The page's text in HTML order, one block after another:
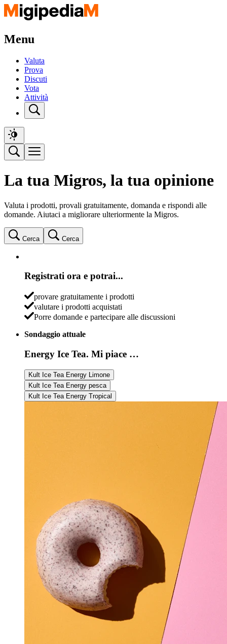
Menu
Valuta
Prova
Discuti
Vota
Attività
La tua Migros, la tua opinione
Valuta i prodotti, provali gratuitamente, domanda e rispondi alle
domande. Aiutaci a migliorare ulteriormente la Migros.
Cerca Cerca
Registrati ora e potrai...
provare gratuitamente i prodotti
valutare i prodotti acquistati
Porre domande e partecipare alle discussioni
Sondaggio attuale
Energy Ice Tea. Mi piace …
Kult Ice Tea Energy Limone
Kult Ice Tea Energy pesca
Kult Ice Tea Energy Tropical